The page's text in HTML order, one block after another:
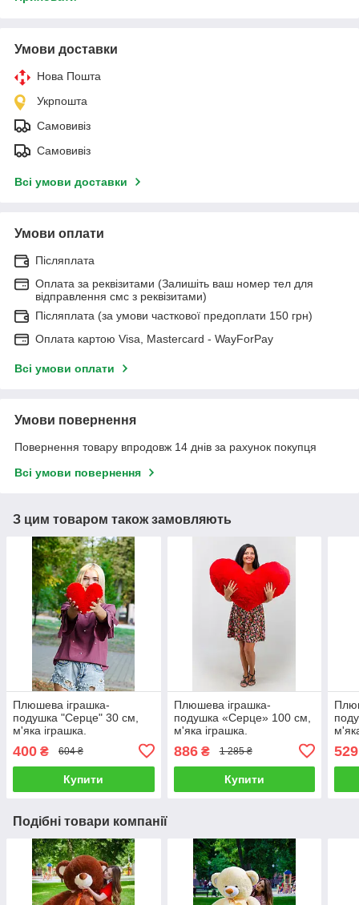
Умови доставки
Нова Пошта
Укрпошта
Самовивіз
Самовивіз
Всі умови доставки
Умови оплати
Післяплата
Оплата за реквізитами (Залишіть ваш номер тел для
відправлення смс з реквізитами)
Післяплата (за умови часткової предоплати 150 грн)
Оплата картою Visa, Mastercard - WayForPay
Всі умови оплати
Умови повернення
Повернення товару впродовж 14 днів за рахунок покупця
Всі умови повернення
З цим товаром також замовляють
Плюшева іграшка-
подушка "Серце" 30 см,
м'яка іграшка.
400 ₴ 604 ₴
Купити
Плюшева іграшка-
подушка «Серце» 100 см,
м'яка іграшка.
886₴ 1 285 ₴
Купити
529
Подібні товари компанії